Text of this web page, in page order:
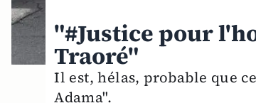
"#Justice pour
Traoré"
Il est, hélas, probable que
Adama".